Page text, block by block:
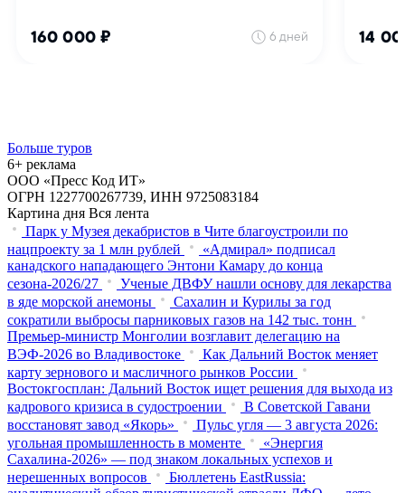
Больше туров
6+ реклама
ООО «Пресс Код ИТ»
ОГРН 1227700267739, ИНН 9725083184
Картина дня Вся лента
Парк у Музея декабристов в Чите благоустроили по
нацпроекту за 1 млн рублей
«Адмирал» подписал
канадского нападающего Энтони Камару до конца
сезона-2026/27
Ученые ДВФУ нашли основу для лекарства
в яде морской анемоны
Сахалин и Курилы за год
сократили выбросы парниковых газов на 142 тыс. тонн
Премьер-министр Монголии возглавит делегацию на
ВЭФ‑2026 во Владивостоке
Как Дальний Восток меняет
карту зернового и масличного рынков России
Востокгосплан: Дальний Восток ищет решения для выхода из
кадрового кризиса в судостроении
В Советской Гавани
восстановят завод «Якорь»
Пульс угля — 3 августа 2026:
угольная промышленность в моменте
«Энергия
Сахалина-2026» — под знаком локальных успехов и
нерешенных вопросов
Бюллетень EastRussia: